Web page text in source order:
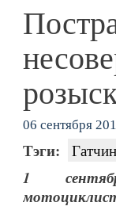
06 сентября
Тэги:
1